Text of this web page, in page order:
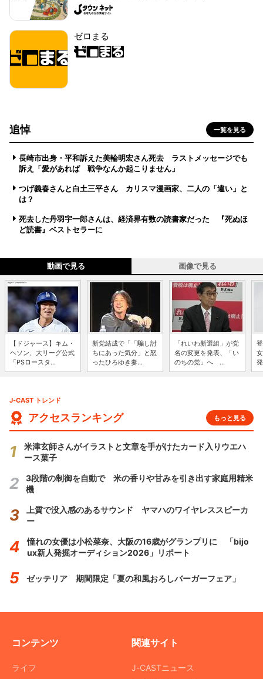
ゼロまる
追悼 一覧を見る
長崎市出身・平和訴えた美輪明宏さん死去 ラストメッセージでも
訴え「愛があれば 戦争なんか起こりません」
つげ義春さんと白土三平さん カリスマ漫画家、二人の「違い」と
は？
死去した丹羽宇一郎さんは、経済界有数の読書家だった 『死ぬほ
ど読書』ベストセラーに
動画で見る 画像で見る
【ドジャース】キム・
ヘソン、大リーグ公式
「PSロースタ...
新党結成で「「騙し討
ちにあった気分」と怒
ったひろゆき妻...
「れいわ新選組」が党
名の変更を発表、「い
のちの党」へ ...
J-CAST トレンド
アクセスランキング もっと見る
米津玄師さんがイラストと文章を手がけたカード入りウエハ
ース菓子
3段階の制御を自動で 米の香りや甘みを引き出す家庭用精米
機
上質で没入感のあるサウンド ヤマハのワイヤレススピーカ
ー
憧れの女優は小松菜奈、大阪の16歳がグランプリに 「bijo
ux新人発掘オーディション2026」リポート
ゼッテリア 期間限定「夏の和風おろしバーガーフェア」
コンテンツ
ライフ
関連サイト
J-CASTニュース